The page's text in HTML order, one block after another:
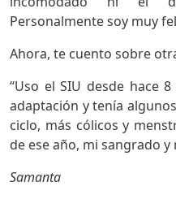
Personalmente soy muy
Ahora, te cuento sobre
“Uso el SIU desde hace
adaptación y tenía
ciclo, más cólicos y
de ese año, mi sangrado
Samanta